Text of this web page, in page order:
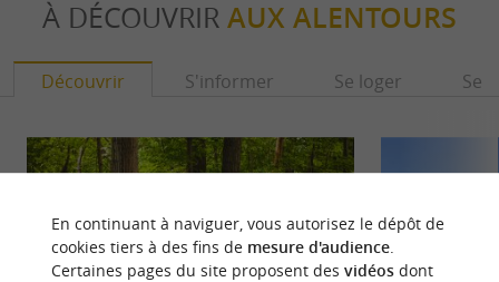
À DÉCOUVRIR AUX ALENTOURS
Découvrir S'informer Se loger Se
En continuant à naviguer, vous autorisez le dépôt de
cookies tiers à des fins de mesure d'audience.
Certaines pages du site proposent des vidéosdont